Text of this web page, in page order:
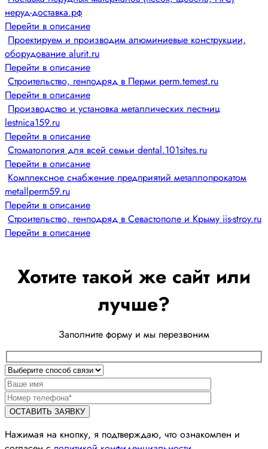
неруд-доставка.рф
Перейти в описание
Проектируем и производим алюминиевые конструкции,
оборудование alurit.ru
Перейти в описание
Строительство, генподряд в Перми perm.temest.ru
Перейти в описание
Производство и установка металлических лестниц
lestnica159.ru
Перейти в описание
Стоматология для всей семьи dental.101sites.ru
Перейти в описание
Комплексное снабжение предприятий металлопрокатом
metallperm59.ru
Перейти в описание
Строительство, генподряд в Севастополе и Крыму iis-stroy.ru
Перейти в описание
Хотите такой же сайт или
лучше?
Заполните форму и мы перезвоним
Нажимая на кнопку, я подтверждаю, что ознакомлен и